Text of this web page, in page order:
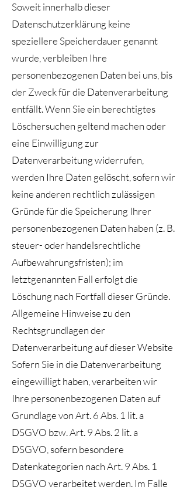
Soweit innerhalb dieser
Datenschutzerklärung keine
speziellere Speicherdauer genannt
wurde, verbleiben Ihre
personenbezogenen Daten bei uns, bis
der Zweck für die Datenverarbeitung
entfällt. Wenn Sie ein berechtigtes
Löschersuchen geltend machen oder
eine Einwilligung zur
Datenverarbeitung widerrufen,
werden Ihre Daten gelöscht, sofern wir
keine anderen rechtlich zulässigen
Gründe für die Speicherung Ihrer
personenbezogenen Daten haben (z. B.
steuer- oder handelsrechtliche
Aufbewahrungsfristen); im
letztgenannten Fall erfolgt die
Löschung nach Fortfall dieser Gründe.
Allgemeine Hinweise zu den
Rechtsgrundlagen der
Datenverarbeitung auf dieser Website
Sofern Sie in die Datenverarbeitung
eingewilligt haben, verarbeiten wir
Ihre personenbezogenen Daten auf
Grundlage von Art. 6 Abs. 1 lit. a
DSGVO bzw. Art. 9 Abs. 2 lit. a
DSGVO, sofern besondere
Datenkategorien nach Art. 9 Abs. 1
DSGVO verarbeitet werden. Im Falle